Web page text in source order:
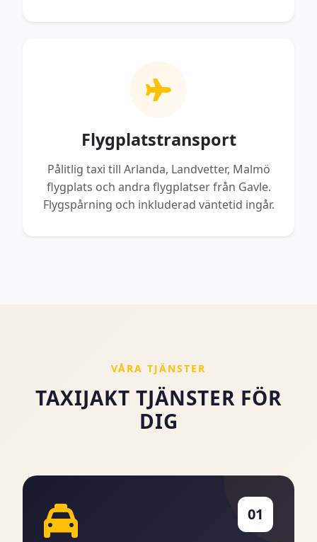
Flygplatstransport
Pålitlig taxi till Arlanda, Landvetter, Malmö
flygplats och andra flygplatser från Gavle.
Flygspårning och inkluderad väntetid ingår.
VÅRA TJÄNSTER
TAXIJAKT TJÄNSTER FÖR
DIG
01